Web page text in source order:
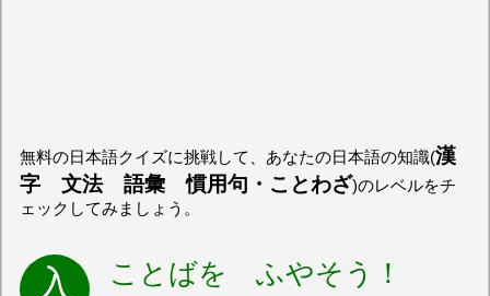
無料の日本語クイズに挑戦して、あなたの日本語の知識(漢
字 文法 語彙 慣用句・ことわざ)のレベルをチ
ェックしてみましょう。
ことばを ふやそう！